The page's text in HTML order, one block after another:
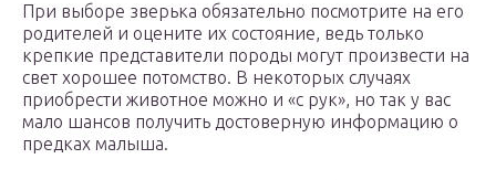
При выборе зверька обязательно посмотрите на его
родителей и оцените их состояние, ведь только
крепкие представители породы могут произвести на
свет хорошее потомство. В некоторых случаях
приобрести животное можно и «с рук», но так у вас
мало шансов получить достоверную информацию о
предках малыша.